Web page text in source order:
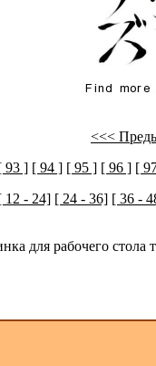
<<<
93 ] [ 94 ] [ 95 ] [ 96 ] [
12 - 24] [ 24 - 36] [ 36 -
для рабочего